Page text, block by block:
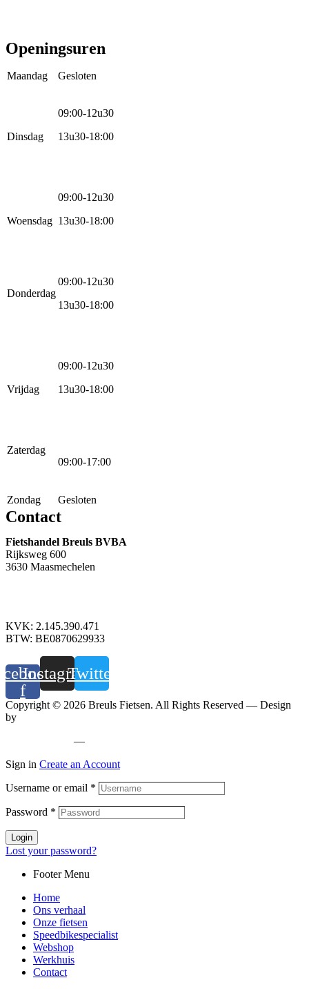
Openingsuren
Maandag Gesloten
Dinsdag
09:00-12u30
13u30-18:00
Woensdag
09:00-12u30
13u30-18:00
Donderdag
09:00-12u30
13u30-18:00
Vrijdag
09:00-12u30
13u30-18:00
Zaterdag
09:00-17:00
Zondag Gesloten
Contact
Fietshandel Breuls BVBA
Rijksweg 600
3630 Maasmechelen
KVK: 2.145.390.471
BTW: BE0870629933
f
Instagram
Twitter
Copyright © 2026 Breuls Fietsen. All Rights Reserved — Design
by
—
Sign in Create an Account
Username or email *
Password *
Login
Lost your password?
Footer Menu
Home
Ons verhaal
Onze fietsen
Speedbikespecialist
Webshop
Werkhuis
Contact